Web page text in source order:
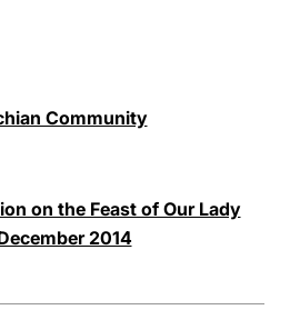
Community
on the Feast of Our Lady
2014